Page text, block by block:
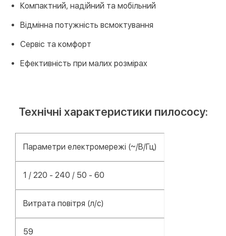
Компактний, надійний та мобільний
Відмінна потужність всмоктування
Сервіс та комфорт
Ефективність при малих розмірах
Технічні характеристики пилососу:
Параметри електромережі (~/В/Гц)
1 / 220 - 240 / 50 - 60
Витрата повітря (л/с)
59